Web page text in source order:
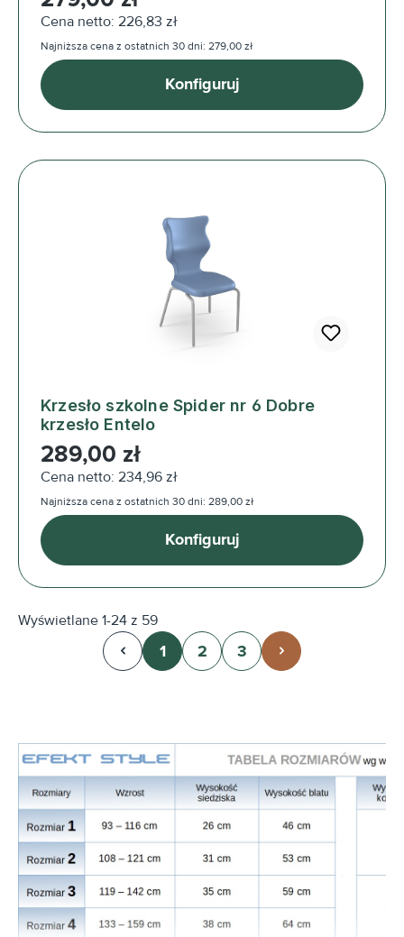
Cena netto: 226,83 zł
Najniższa cena z ostatnich 30 dni: 279,00 zł
Konfiguruj
Krzesło szkolne Spider nr 6 Dobre
krzesło Entelo
Cena regularna:
289,00 zł
Cena netto: 234,96 zł
Najniższa cena z ostatnich 30 dni: 289,00 zł
Konfiguruj
Wyświetlane 1-24 z 59
Strona
1 Strona
2 Strona
3